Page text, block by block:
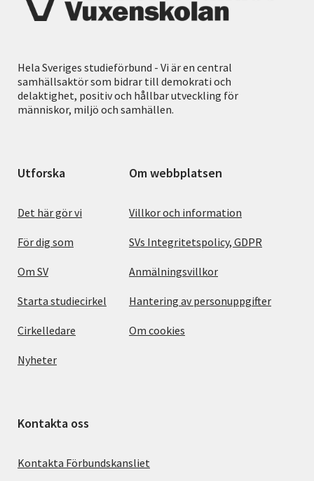
Hela Sveriges studieförbund - Vi är en central
samhällsaktör som bidrar till demokrati och
delaktighet, positiv och hållbar utveckling för
människor, miljö och samhällen.
Utforska
Det här gör vi
För dig som
Om SV
Starta studiecirkel
Cirkelledare
Nyheter
Om webbplatsen
Villkor och information
SVs Integritetspolicy, GDPR
Anmälningsvillkor
Hantering av personuppgifter
Om cookies
Kontakta oss
Kontakta Förbundskansliet